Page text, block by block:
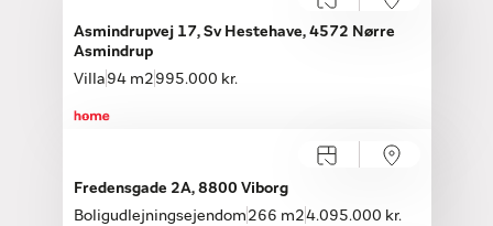
Asmindrupvej 17, Sv Hestehave, 4572 Nørre
Asmindrup
Villa 94 m2 995.000 kr.
Fredensgade 2A, 8800 Viborg
Boligudlejningsejendom 266 m24.095.000 kr.